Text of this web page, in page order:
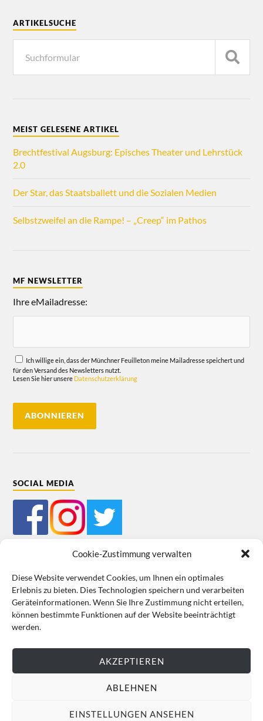
Cookie-Zustimmung verwalten
Diese Website verwendet Cookies, um Ihnen ein optimales
Erlebnis zu bieten. Dies Technologien speichern und verarbeiten
Geräteinformationen. Wenn Sie Ihre Zustimmung nicht erteilen,
können bestimmte Funktionen auf der Website beeinträchtigt
werden.
AKZEPTIEREN
ABLEHNEN
EINSTELLUNGEN ANSEHEN
ARTIKELSUCHE
MEIST GELESENE ARTIKEL
Brechtfestival Augsburg: Episches Theater und Lehrstück
2.0
Der Star, das Staatsballett und die Sozialen Medien
Selbstzweifel an die Rampe! – „Creep“ im Pathos
MF NEWSLETTER
Ihre eMailadresse:
Ich willige ein, dass der Münchner Feuilleton meine Mailadresse speichert und
für den Versand des Newsletters nutzt.
Lesen Sie hier unsere Datenschutzerklärung
SOCIAL MEDIA
Mein Bestellkonto Kundeninformationen Datenschutz
Cookie-Richtlinie (EU) Impressum
VERTRAG WIDERRUFEN